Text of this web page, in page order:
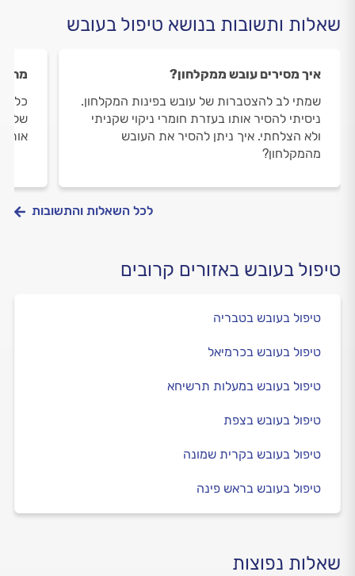
שאלות ותשובות בנושא טיפול בעובש
איך מסירים עובש ממקלחון?
שמתי לב להצטברות של עובש בפינות המקלחון.
ניסיתי להסיר אותו בעזרת חומרי ניקוי שקניתי
ולא הצלחתי. איך ניתן להסיר את העובש
מהמקלחון?
מה
כל
של
לכל השאלות והתשובות
טיפול בעובש באזורים קרובים
טיפול בעובש בטבריה
טיפול בעובש בכרמיאל
טיפול בעובש במעלות תרשיחא
טיפול בעובש בצפת
טיפול בעובש בקרית שמונה
טיפול בעובש בראש פינה
שאלות נפוצות